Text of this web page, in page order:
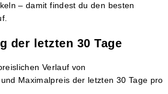
– damit findest du den besten
der letzten 30 Tage
Verlauf von
Maximalpreis der letzten 30 Tage pro